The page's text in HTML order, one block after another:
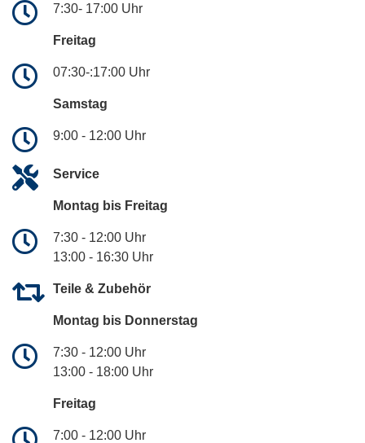
7:30- 17:00 Uhr
Freitag
07:30-:17:00 Uhr
Samstag
9:00 - 12:00 Uhr
Service
Montag bis Freitag
7:30 - 12:00 Uhr
13:00 - 16:30 Uhr
Teile & Zubehör
Montag bis Donnerstag
7:30 - 12:00 Uhr
13:00 - 18:00 Uhr
Freitag
7:00 - 12:00 Uhr